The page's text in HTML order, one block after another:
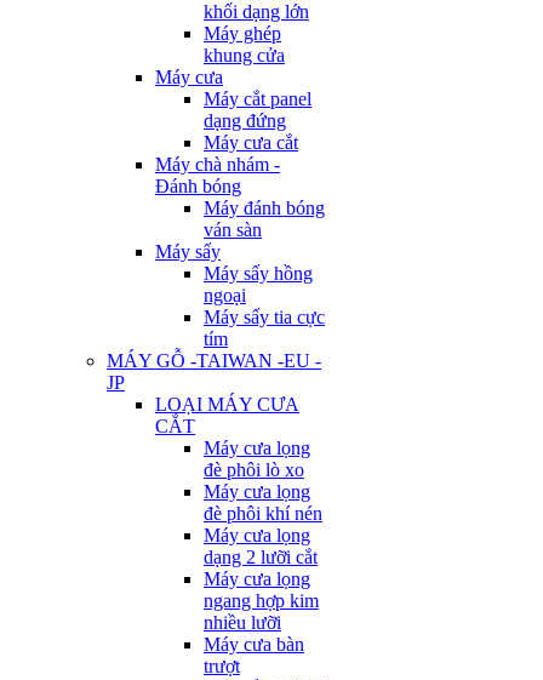
khối dạng lớn
Máy ghép
khung cửa
Máy cưa
Máy cắt panel
dạng đứng
Máy cưa cắt
Máy chà nhám -
Đánh bóng
Máy đánh bóng
ván sàn
Máy sấy
Máy sấy hồng
ngoại
Máy sấy tia cực
tím
MÁY GỖ -TAIWAN -EU -
JP
LOẠI MÁY CƯA
CẮT
Máy cưa lọng
đè phôi lò xo
Máy cưa lọng
đè phôi khí nén
Máy cưa lọng
dạng 2 lưỡi cắt
Máy cưa lọng
ngang hợp kim
nhiều lưỡi
Máy cưa bàn
trượt